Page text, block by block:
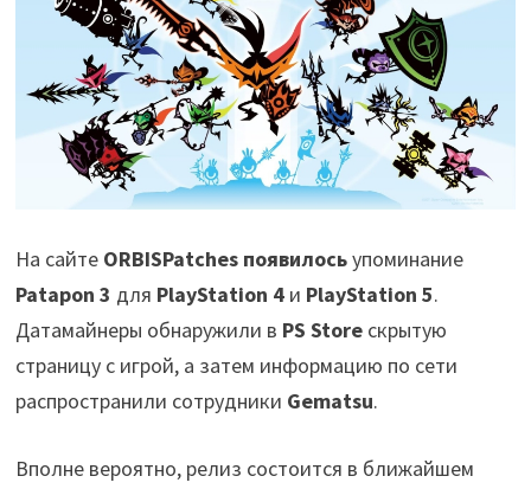
На сайтеORBISPatches появилосьупоминание
Patapon 3 для PlayStation 4и PlayStation 5.
Датамайнеры обнаружили в PS Storeскрытую
страницу с игрой, а затем информацию по сети
распространили сотрудники Gematsu.
Вполне вероятно, релиз состоится в ближайшем